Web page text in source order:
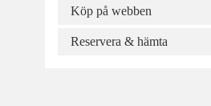
Köp på webben
Reservera & hämta